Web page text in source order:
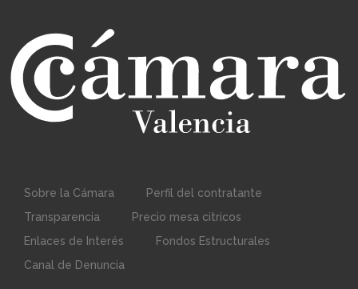
Sobre la Cámara
Perfil del contratante
Transparencia
Precio mesa citricos
Enlaces de Interés
Fondos Estructurales
Canal de Denuncia